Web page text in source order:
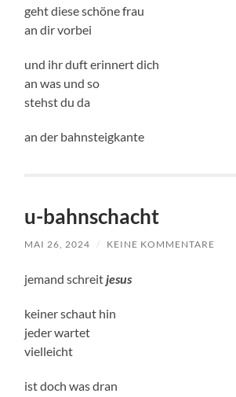
geht diese schöne frau
an dir vorbei
und ihr duft erinnert dich
an was und so
stehst du da
an der bahnsteigkante
u-bahnschacht
MAI 26, 2024 / KEINE KOMMENTARE
jemand schreitjesus
keiner schaut hin
jeder wartet
vielleicht
ist doch was dran